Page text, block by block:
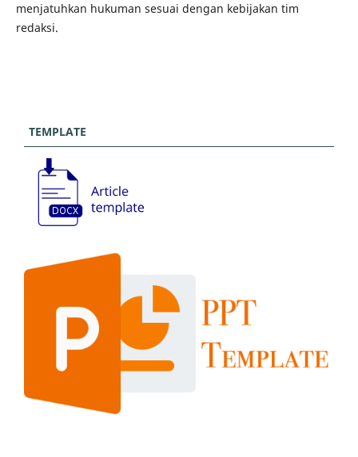
menjatuhkan hukuman sesuai dengan kebijakan tim
redaksi.
TEMPLATE